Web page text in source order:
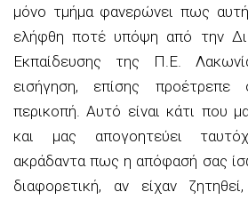
μόνο τμήμα φανερώνει πως
ελήφθη ποτέ υπόψη από την
Εκπαίδευσης της Π.Ε.
εισήγηση, επίσης προέτρεπε
περικοπή. Αυτό είναι κάτι που
και μας απογοητεύει
ακράδαντα πως η απόφασή σας
διαφορετική, αν είχαν